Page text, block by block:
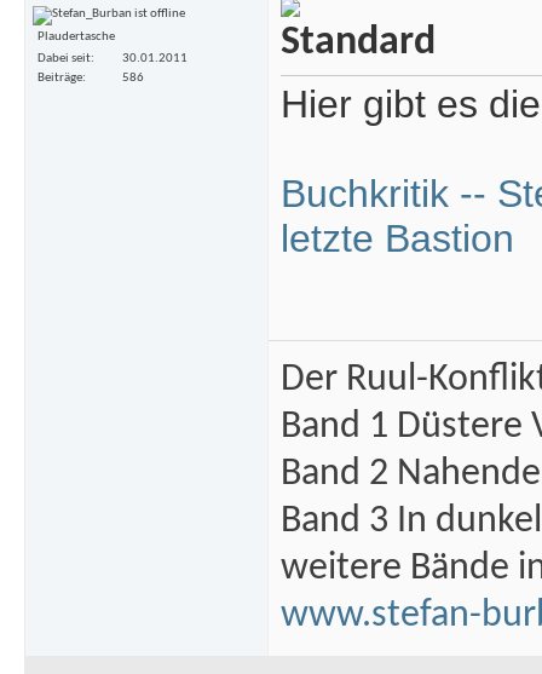
Plaudertasche
Dabei seit
30.01.2011
Beiträge
586
Hier gibt es
Buchkritik --
letzte Bastion
Der Ruul-
Band 1 Düstere
Band 2
Band 3 In
weitere Bände
www.stefan-